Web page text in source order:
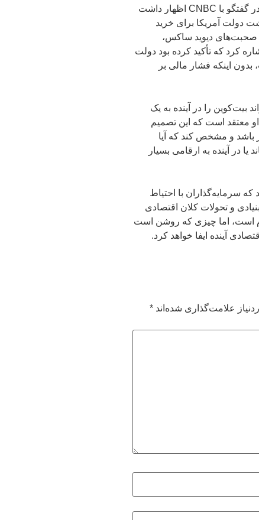
سرمایه‌گذاری در Bitwise Asset Management، در گفتگو با CNBC اظهار داشت
دولت آمریکا برای خرید
صحبت‌های دیوید ساکس،
کرد که تأکید کرده بود دولت
اینکه فشار مالی بر
بیت‌کوین را در آینده به یک
او معتقد است که این تصمیم
باشد و مشخص کند که آیا
باقی خواهد ماند یا در آینده به ارقامی بسیار
سرمایه‌گذاران با احتیاط
و تحولات کلان اقتصادی
است، اما چیزی که روشن است
آینده ایفا خواهد کرد.
علامت‌گذاری شده‌اند *